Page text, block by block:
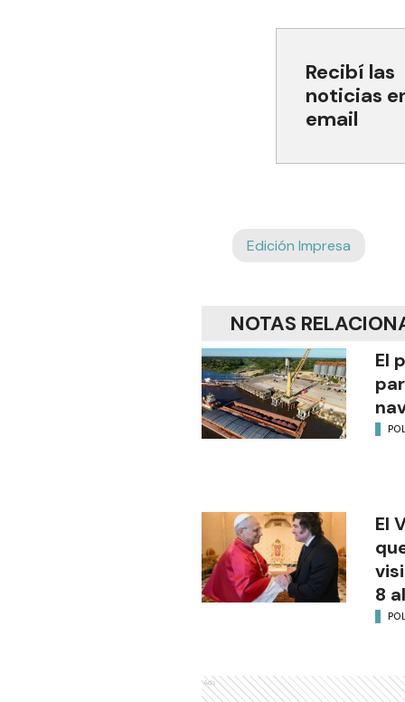
Recibí las
noticias
email
Edición Impresa
NOTAS
El
El
8
Ads